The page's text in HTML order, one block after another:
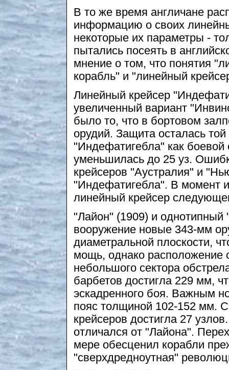
В то же время англичане
информацию о своих
некоторые их параметры -
пытались посеять в
мнение о том, что понятия
корабль" и "линейный
Линейный крейсер
увеличенный вариант
было то, что в бортовом
орудий. Защита осталась
"Индефатигебла" как
уменьшилась до 25 уз.
крейсеров "Аустралия" и
"Индефатигебла". В момент
линейный крейсер
"Лайон" (1909) и
вооружение новые 343-мм
диаметральной плоскости,
мощь, однако расположение
небольшого сектора
барбетов достигла 229 мм,
эскадренного боя. Важным
пояс толщиной 102-152 мм.
крейсеров достигла 27
отличался от "Лайона".
мере обесценил корабли
"сверхдредноутная"